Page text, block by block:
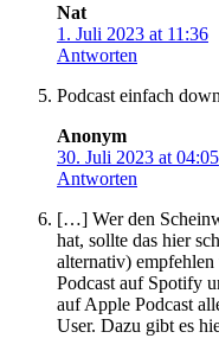
Nat
1. Juli 2023 at 11:36
Antworten
Podcast einfach
Anonym
30. Juli 2023 at 04:05
Antworten
[…] Wer den
hat, sollte das hier
alternativ)
Podcast auf Spotify
auf Apple Podcast
User. Dazu gibt es